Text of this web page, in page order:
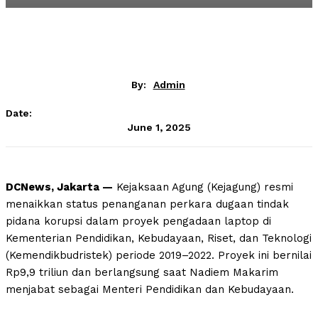
By: Admin
Date:
June 1, 2025
DCNews, Jakarta — Kejaksaan Agung (Kejagung) resmi
menaikkan status penanganan perkara dugaan tindak
pidana korupsi dalam proyek pengadaan laptop di
Kementerian Pendidikan, Kebudayaan, Riset, dan Teknologi
(Kemendikbudristek) periode 2019–2022. Proyek ini bernilai
Rp9,9 triliun dan berlangsung saat Nadiem Makarim
menjabat sebagai Menteri Pendidikan dan Kebudayaan.